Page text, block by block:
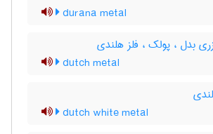
durana metal
بدل ، پولک ، فلز هلندی
dutch metal
dutch white metal